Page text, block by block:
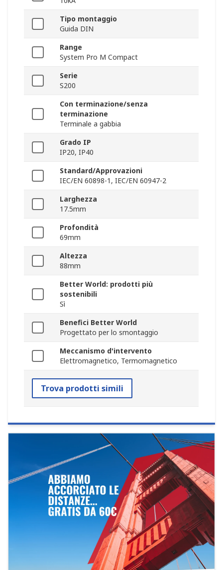
Tipo montaggio
Guida DIN
Range
System Pro M Compact
Serie
S200
Con terminazione/senza
terminazione
Terminale a gabbia
Grado IP
IP20, IP40
Standard/Approvazioni
IEC/EN 60898-1, IEC/EN 60947-2
Larghezza
17.5mm
Profondità
69mm
Altezza
88mm
Better World: prodotti più
sostenibili
Sì
Benefici Better World
Progettato per lo smontaggio
Meccanismo d'intervento
Elettromagnetico, Termomagnetico
Trova prodotti simili